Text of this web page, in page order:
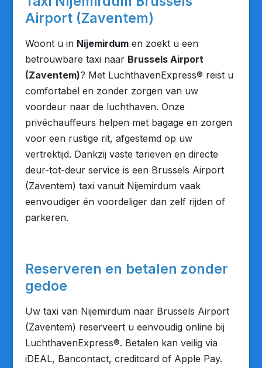
Airport (Zaventem)
Woont u in Nijemirdumen zoekt u een
betrouwbare taxi naar Brussels Airport
(Zaventem)? Met LuchthavenExpress® reist u
comfortabel en zonder zorgen van uw
voordeur naar de luchthaven. Onze
privéchauffeurs helpen met bagage en zorgen
voor een rustige rit, afgestemd op uw
vertrektijd. Dankzij vaste tarieven en directe
deur-tot-deur service is een Brussels Airport
(Zaventem) taxi vanuit Nijemirdum vaak
eenvoudiger én voordeliger dan zelf rijden of
parkeren.
Reserveren en betalen zonder
gedoe
Uw taxi van Nijemirdum naar Brussels Airport
(Zaventem) reserveert u eenvoudig online bij
LuchthavenExpress®. Betalen kan veilig via
iDEAL, Bancontact, creditcard of Apple Pay.